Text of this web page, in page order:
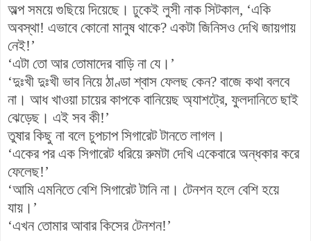
অল্প সময়ে গুছিয়ে দিয়েছে। ঢুকেই লুসী নাক সিটকাল, ‘একি
অবস্থা! এভাবে কোনো মানুষ থাকে? একটা জিনিসও দেখি জায়গায়
নেই!’
‘এটা তো আর তোমাদের বাড়ি না যে।’
‘দুঃখী দুঃখী ভাব নিয়ে ঠাণ্ডা শ্বাস ফেলছ কেন? বাজে কথা বলবে
না। আধ খাওয়া চায়ের কাপকে বানিয়েছ অ্যাশট্রে, ফুলদানিতে ছাই
ঝেড়েছ। এই সব কী!’
তুষার কিছু না বলে চুপচাপ সিগারেট টানতে লাগল।
‘একের পর এক সিগারেট ধরিয়ে রুমটা দেখি একেবারে অন্ধকার করে
ফেলেছ!’
‘আমি এমনিতে বেশি সিগারেট টানি না। টেনশন হলে বেশি হয়ে
যায়।’
‘এখন তোমার আবার কিসের টেনশন!’